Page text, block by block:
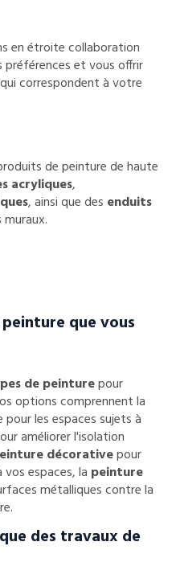
en étroite collaboration
et vous offrir
qui correspondent à votre
de peinture de haute
acryliques,
, ainsi que des enduits
que vous
de peinturepour
options comprennent la
pour les espaces sujets à
améliorer l'isolation
décorativepour
espaces, la peinture
métalliques contre la
des travaux de